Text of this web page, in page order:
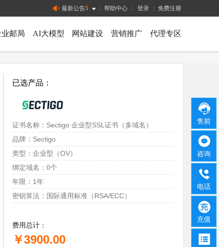
售前
咨询
电话
充值
登录 免费注册
最新公告5 帮助中心
代理专区
营销推广
网站建设
AI大模型
邮局
已选产品：
证书名称：Sectigo 企业型SSL证书（多域名）
品牌：Sectigo
类型：企业型（OV）
绑定域名：0个
年限：1年
密钥算法：国际通用标准（RSA/ECC）
费用总计：
￥3900.00